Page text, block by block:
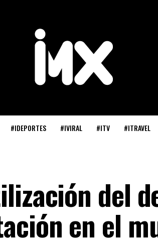
#IDEPORTES #IVIRAL #ITV #ITRAVEL
del
en el